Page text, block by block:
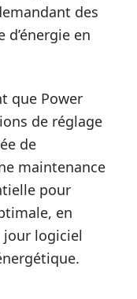
des
d’énergie en
que Power
de réglage
de
maintenance
pour
en
jour logiciel